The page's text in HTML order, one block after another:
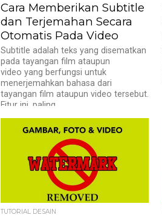
Cara Memberikan Subtitle
dan Terjemahan Secara
Otomatis Pada Video
Subtitle adalah teks yang disematkan
pada tayangan film ataupun
video yang berfungsi untuk
menerjemahkan bahasa dari
tayangan film ataupun video tersebut.
Fitur ini, paling...
TUTORIAL DESAIN